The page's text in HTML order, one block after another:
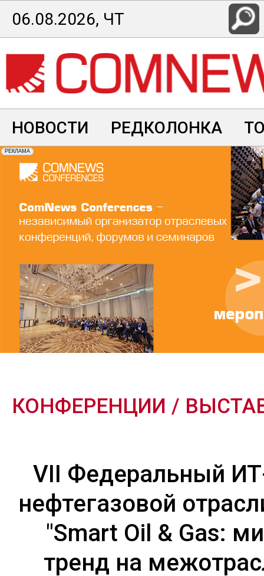
Перейти
к
основному
содержанию
06.08.2026, ЧТ
НОВОСТИ РЕДКОЛОНКА
КОНФЕРЕНЦИИ /
VII Федеральный
нефтегазовой
"Smart Oil & Gas:
тренд на